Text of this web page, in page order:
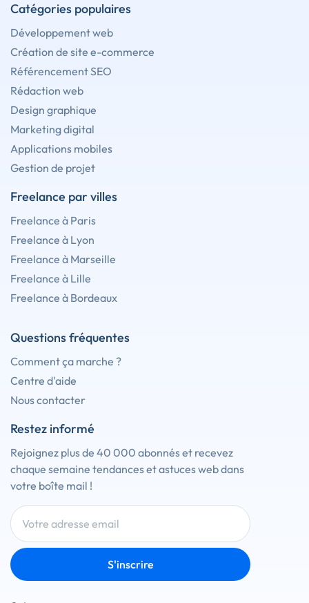
Catégories populaires
Développement web
Création de site e-commerce
Référencement SEO
Rédaction web
Design graphique
Marketing digital
Applications mobiles
Gestion de projet
Freelance par villes
Freelance à Paris
Freelance à Lyon
Freelance à Marseille
Freelance à Lille
Freelance à Bordeaux
Questions fréquentes
Comment ça marche ?
Centre d'aide
Nous contacter
Restez informé
Rejoignez plus de 40 000 abonnés et recevez
chaque semaine tendances et astuces web dans
votre boîte mail !
S'inscrire